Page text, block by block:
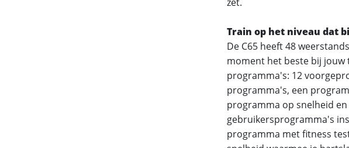
Train op het niveau dat
De C65 heeft 48
moment het beste bij jouw
programma's: 12
programma's, een
programma op snelheid
gebruikersprogramma's
programma met fitness